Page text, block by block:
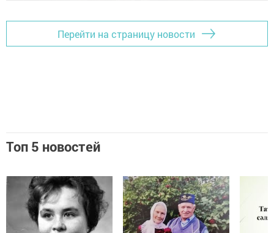
Перейти на страницу новости
Топ 5 новостей